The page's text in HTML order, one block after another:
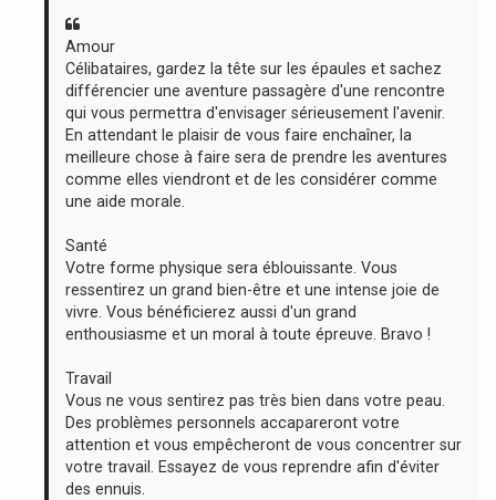
Amour
Célibataires, gardez la tête sur les épaules et sachez
différencier une aventure passagère d'une rencontre
qui vous permettra d'envisager sérieusement l'avenir.
En attendant le plaisir de vous faire enchaîner, la
meilleure chose à faire sera de prendre les aventures
comme elles viendront et de les considérer comme
une aide morale.
Santé
Votre forme physique sera éblouissante. Vous
ressentirez un grand bien-être et une intense joie de
vivre. Vous bénéficierez aussi d'un grand
enthousiasme et un moral à toute épreuve. Bravo !
Travail
Vous ne vous sentirez pas très bien dans votre peau.
Des problèmes personnels accapareront votre
attention et vous empêcheront de vous concentrer sur
votre travail. Essayez de vous reprendre afin d'éviter
des ennuis.